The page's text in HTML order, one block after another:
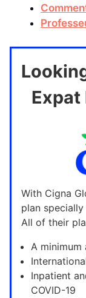
Expat
With Cigna
plan
All of their
A minimum
Inpatient
COVID-19